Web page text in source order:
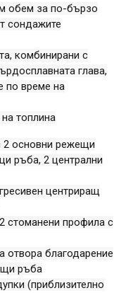
обем за по-бързо
сондажите
комбинирани с
глава,
по време на
топлина
2 основни режещи
ръба, 2 централни
центриращ
стоманени профила с
отвора благодарение
ръба
(приблизително